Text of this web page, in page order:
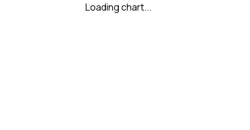
Loading chart...